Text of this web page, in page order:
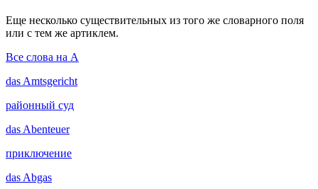
Еще несколько существительных из того же словарного поля
или с тем же артиклем.
Все слова на A
das Amtsgericht
районный суд
das Abenteuer
приключение
das Abgas